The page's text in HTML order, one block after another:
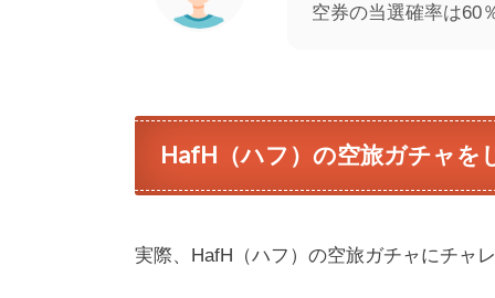
空券の当選確率は60
HafH（ハフ）の空旅ガチャを
実際、HafH（ハフ）の空旅ガチャにチャ